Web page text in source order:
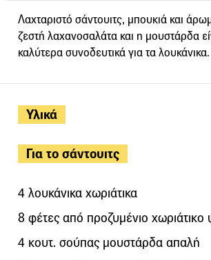
Υλικά
Για το σάντουιτς
4 λουκάνικα χωριάτικα
8 φέτες από προζυμένιο χωριάτικο
4 κουτ. σούπας μουστάρδα απαλή
Λαχταριστό σάντουιτς, μπουκιά και
ζεστή λαχανοσαλάτα και η μουστάρδα
καλύτερα συνοδευτικά για τα λουκάνικα.